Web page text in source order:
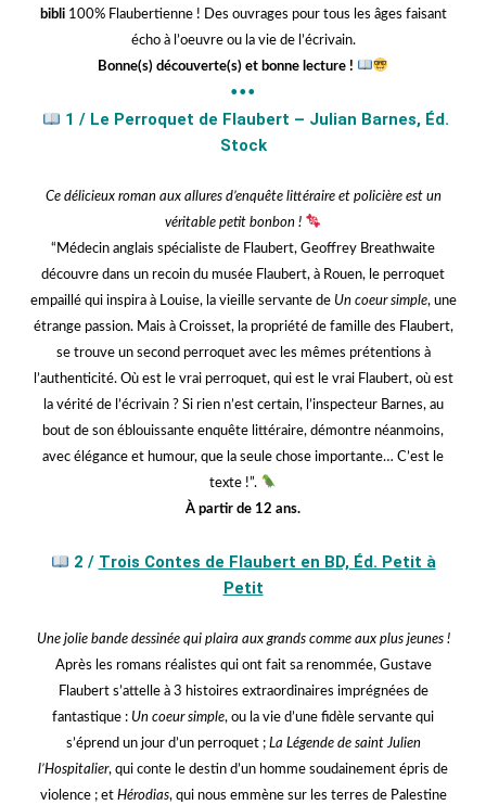
bibli 100% Flaubertienne ! Des ouvrages pour tous les âges faisant
écho à l’oeuvre ou la vie de l’écrivain.
Bonne(s) découverte(s) et bonne lecture !
•••
1 / Le Perroquet de Flaubert – Julian Barnes, Éd.
Stock
Ce délicieux roman aux allures d’enquête littéraire et policière est un
véritable petit bonbon !
“Médecin anglais spécialiste de Flaubert, Geoffrey Breathwaite
découvre dans un recoin du musée Flaubert, à Rouen, le perroquet
empaillé qui inspira à Louise, la vieille servante de Un coeur simple, une
étrange passion. Mais à Croisset, la propriété de famille des Flaubert,
se trouve un second perroquet avec les mêmes prétentions à
l’authenticité. Où est le vrai perroquet, qui est le vrai Flaubert, où est
la vérité de l’écrivain ? Si rien n’est certain, l’inspecteur Barnes, au
bout de son éblouissante enquête littéraire, démontre néanmoins,
avec élégance et humour, que la seule chose importante… C’est le
texte !”.
À partir de 12 ans.
2 / Trois Contes de Flaubert en BD, Éd. Petit à
Petit
Une jolie bande dessinée qui plaira aux grands comme aux plus jeunes !
Après les romans réalistes qui ont fait sa renommée, Gustave
Flaubert s’attelle à 3 histoires extraordinaires imprégnées de
fantastique : Un coeur simple, ou la vie d’une fidèle servante qui
s’éprend un jour d’un perroquet ; La Légende de saint Julien
l’Hospitalier, qui conte le destin d’un homme soudainement épris de
violence ; et Hérodias, qui nous emmène sur les terres de Palestine